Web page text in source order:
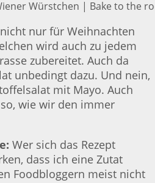
Würstchen | Bake to the
nur für Weihnachten
wird auch zu jedem
zubereitet. Auch da
unbedingt dazu. Und nein,
mit Mayo. Auch
wie wir den immer
Wer sich das Rezept
dass ich eine Zutat
Foodbloggern meist nicht